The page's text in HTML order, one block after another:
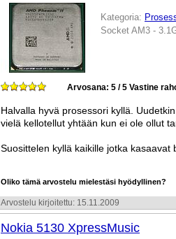
Kategoria:
Socket AM3 -
Arvosana: 5 / 5 Vastine
Halvalla hyvä prosessori kyllä.
vielä kellotellut yhtään kun ei ole ollut
Suosittelen kyllä kaikille jotka kasaavat
Oliko tämä arvostelu mielestäsi hyödyllinen?
Arvostelu kirjoitettu: 15.11.2009
Nokia 5130 XpressMusic